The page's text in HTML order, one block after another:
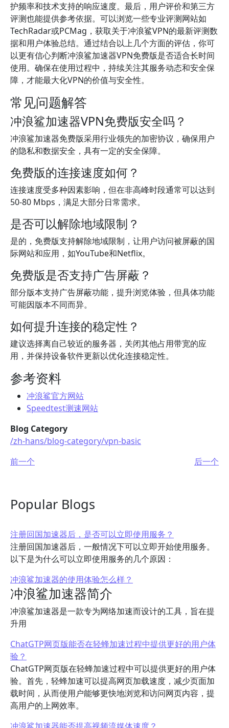
护频率和技术支持的响应速度。最后，用户评价和第三方
评测也能提供参考依据。可以浏览一些专业评测网站如
TechRadar或PCMag，获取关于冲浪鲨VPN的最新评测数
据和用户体验总结。通过结合以上几个方面的评估，你可
以更有信心判断冲浪鲨加速器VPN免费版是否适合长时间
使用。确保在使用过程中，持续关注其服务动态和安全保
障，才能最大化VPN的价值与安全性。
常见问题解答
冲浪鲨加速器VPN免费版安全吗？
冲浪鲨加速器免费版采用行业领先的加密协议，确保用户
的隐私和数据安全，具有一定的安全保障。
免费版的连接速度如何？
连接速度受多种因素影响，但在非高峰时段通常可以达到
50-80 Mbps，满足大部分日常需求。
是否可以解除地域限制？
是的，免费版支持解除地域限制，让用户访问被屏蔽的国
际网站和应用，如YouTube和Netflix。
免费版是否支持广告屏蔽？
部分版本支持广告屏蔽功能，提升浏览体验，但具体功能
可能因版本不同而异。
如何提升连接的稳定性？
建议选择离自己较近的服务器，关闭其他占用带宽的应
用，并保持设备软件更新以优化连接稳定性。
参考资料
冲浪鲨官方网站
Speedtest测速网站
Blog Category
/zh-hans/blog-category/vpn-basic
前一个
后一个
Popular Blogs
注册回国加速器后，是否可以立即使用服务？
注册回国加速器后，一般情况下可以立即开始使用服务。
以下是为什么可以立即使用服务的几个原因：
冲浪鲨加速器的使用体验怎么样？
冲浪鲨加速器简介
冲浪鲨加速器是一款专为网络加速而设计的工具，旨在提
升用
ChatGTP网页版能否在轻蜂加速过程中提供更好的用户体
验？
ChatGTP网页版在轻蜂加速过程中可以提供更好的用户体
验。首先，轻蜂加速可以提高网页加载速度，减少页面加
载时间，从而使用户能够更快地浏览和访问网页内容，提
高用户的上网效率。